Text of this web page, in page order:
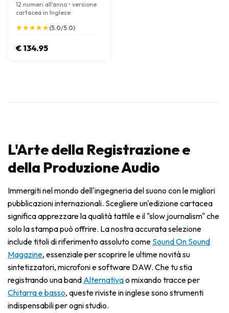
12 numeri all'anno • versione
cartacea in Inglese
★
★★
★★
★★
★★
★(5.0/5.0)
€ 134.95
L'Arte della Registrazione e
della Produzione Audio
Immergiti nel mondo dell'ingegneria del suono con le migliori
pubblicazioni internazionali. Scegliere un'edizione cartacea
significa apprezzare la qualità tattile e il "slow journalism" che
solo la stampa può offrire. La nostra accurata selezione
include titoli di riferimento assoluto come Sound On Sound
Magazine, essenziale per scoprire le ultime novità su
sintetizzatori, microfoni e software DAW. Che tu stia
registrando una band Alternativao mixando tracce per
Chitarra e basso, queste riviste in inglese sono strumenti
indispensabili per ogni studio.